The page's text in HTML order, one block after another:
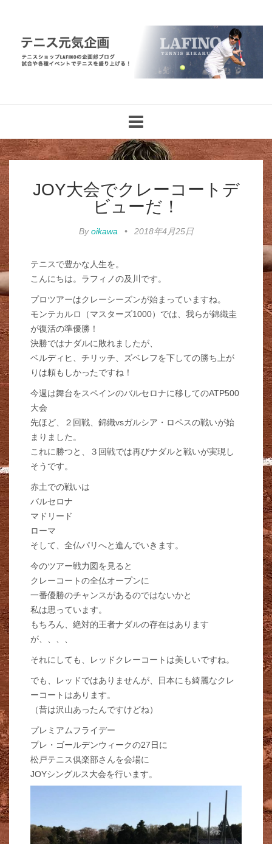
navigation
JOY大会でクレーコートデ
ビューだ！
Byoikawa • 2018年4月25日
テニスで豊かな人生を。
こんにちは。ラフィノの及川です。
プロツアーはクレーシーズンが始まっていますね。
モンテカルロ（マスターズ1000）では、我らが錦織圭
が復活の準優勝！
決勝ではナダルに敗れましたが、
ベルディヒ、チリッチ、ズベレフを下しての勝ち上が
りは頼もしかったですね！
今週は舞台をスペインのバルセロナに移してのATP500
大会
先ほど、２回戦、錦織vsガルシア・ロペスの戦いが始
まりました。
これに勝つと、３回戦では再びナダルと戦いが実現し
そうです。
赤土での戦いは
バルセロナ
マドリード
ローマ
そして、全仏パリへと進んでいきます。
今のツアー戦力図を見ると
クレーコートの全仏オープンに
一番優勝のチャンスがあるのではないかと
私は思っています。
もちろん、絶対的王者ナダルの存在はあります
が、、、、
それにしても、レッドクレーコートは美しいですね。
でも、レッドではありませんが、日本にも綺麗なクレ
ーコートはあります。
（昔は沢山あったんですけどね）
プレミアムフライデー
プレ・ゴールデンウィークの27日に
松戸テニス倶楽部さんを会場に
JOYシングルス大会を行います。